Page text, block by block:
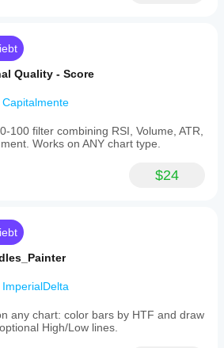
Quality - Score
Capitalmente
100 filter combining RSI, Volume, ATR,
Works on ANY chart type.
$24
ImperialDelta
any chart: color bars by HTF and draw
High/Low lines.